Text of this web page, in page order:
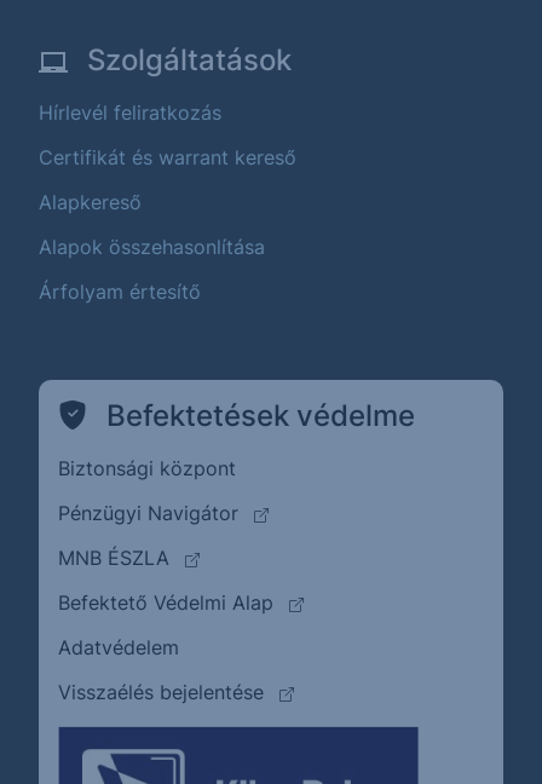
Szolgáltatások
Hírlevél feliratkozás
Certifikát és warrant kereső
Alapkereső
Alapok összehasonlítása
Árfolyam értesítő
Befektetések védelme
Biztonsági központ
Pénzügyi Navigátor
(külső oldalra ugrik)
MNB ÉSZLA
(külső oldalra ugrik)
Befektető Védelmi Alap
(külső oldalra ugrik)
Adatvédelem
Visszaélés bejelentése
(külső oldalra ugrik)